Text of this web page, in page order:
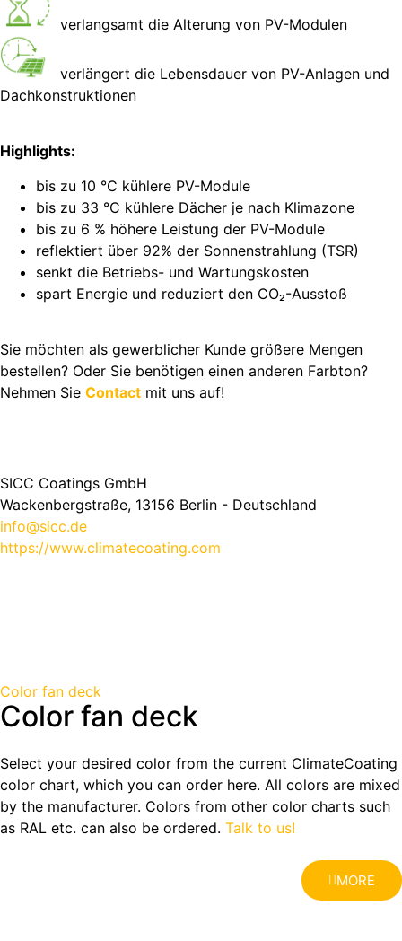
verlangsamt die Alterung von PV-Modulen
verlängert die Lebensdauer von PV-Anlagen und
Dachkonstruktionen
Highlights:
bis zu 10 °C kühlere PV-Module
bis zu 33 °C kühlere Dächer je nach Klimazone
bis zu 6 % höhere Leistung der PV-Module
reflektiert über 92% der Sonnenstrahlung (TSR)
senkt die Betriebs- und Wartungskosten
spart Energie und reduziert den CO₂-Ausstoß
Sie möchten als gewerblicher Kunde größere Mengen
bestellen? Oder Sie benötigen einen anderen Farbton?
Nehmen Sie Contact mit uns auf!
SICC Coatings GmbH
Wackenbergstraße, 13156 Berlin - Deutschland
info@sicc.de
https://www.climatecoating.com
Color fan deck
Color fan deck
Select your desired color from the current ClimateCoating
color chart, which you can order here. All colors are mixed
by the manufacturer. Colors from other color charts such
as RAL etc. can also be ordered. Talk to us!
MORE